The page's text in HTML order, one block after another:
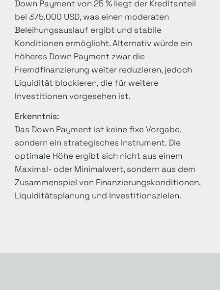
Down Payment von 25 % liegt der Kreditanteil
bei 375.000 USD, was einen moderaten
Beleihungsauslauf ergibt und stabile
Konditionen ermöglicht. Alternativ würde ein
höheres Down Payment zwar die
Fremdfinanzierung weiter reduzieren, jedoch
Liquidität blockieren, die für weitere
Investitionen vorgesehen ist.
Erkenntnis:
Das Down Payment ist keine fixe Vorgabe,
sondern ein strategisches Instrument. Die
optimale Höhe ergibt sich nicht aus einem
Maximal- oder Minimalwert, sondern aus dem
Zusammenspiel von Finanzierungskonditionen,
Liquiditätsplanung und Investitionszielen.